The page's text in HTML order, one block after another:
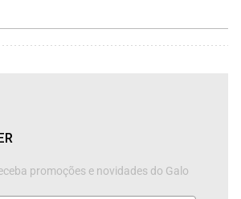
promoções e novidades do Galo